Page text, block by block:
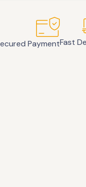
Fast
Payment